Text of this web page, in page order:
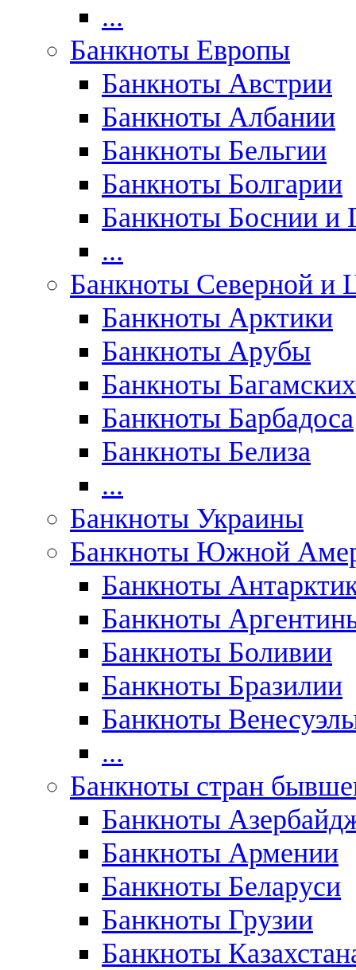
...
Банкноты Европы
Банкноты Австрии
Банкноты Албании
Банкноты Бельгии
Банкноты Болгарии
Банкноты Боснии и
...
Банкноты Северной и
Банкноты Арктики
Банкноты Арубы
Банкноты
Банкноты Барбадоса
Банкноты Белиза
...
Банкноты Украины
Банкноты Южной
Банкноты
Банкноты
Банкноты Боливии
Банкноты Бразилии
Банкноты
...
Банкноты стран
Банкноты
Банкноты Армении
Банкноты Беларуси
Банкноты Грузии
Банкноты